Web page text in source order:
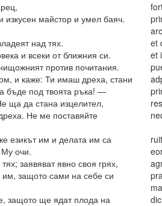
изкусен майстор и умел баяч.
над тях.
et
и всеки от ближния си.
против почитания.
et
и каже: Ти имаш дреха, стани
бъде под твоята ръка! —
ща да стана изцелител,
Не ме поставяйте
езикът им и делата им са
очи.
заявяват явно своя грях,
им, защото сами на себе си
защото ще ядат плода на